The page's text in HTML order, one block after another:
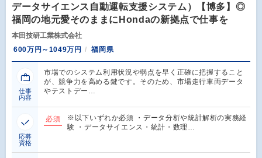
データサイエンス自動運転支援システム）【博多】◎
福岡の地元愛そのままにHondaの新拠点で仕事を
本田技研工業株式会社
600万円～1049万円
福岡県
仕事
内容
市場でのシステム利用状況や弱点を早く正確に把握すること
が、競争力を高める鍵です。そのため、市場走行車両データ
やテストデー…
応募
資格
必須
※以下いずれか必須 ・データ分析や統計解析の実務経
験 ・データサイエンス・統計・数理…